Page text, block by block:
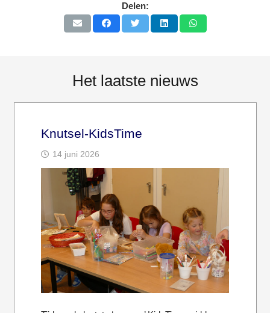
Delen:
Het laatste nieuws
Knutsel-KidsTime
14 juni 2026